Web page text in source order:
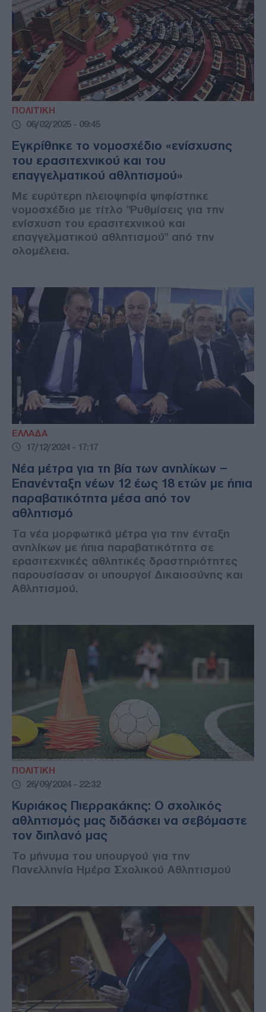
ΠΟΛΙΤΙΚΗ
06/02/2025 - 09:45
Εγκρίθηκε το νομοσχέδιο «ενίσχυσης
του ερασιτεχνικού και του
επαγγελματικού αθλητισμού»
Mε ευρύτερη πλειοψηφία ψηφίστηκε
νομοσχέδιο με τίτλο "Ρυθμίσεις για την
ενίσχυση του ερασιτεχνικού και
επαγγελματικού αθλητισμού" από την
ολομέλεια.
ΕΛΛΑΔΑ
17/12/2024 - 17:17
Νέα μέτρα για τη βία των ανηλίκων –
Επανένταξη νέων 12 έως 18 ετών με ήπια
παραβατικότητα μέσα από τον
αθλητισμό
Τα νέα μορφωτικά μέτρα για την ένταξη
ανηλίκων με ήπια παραβατικότητα σε
ερασιτεχνικές αθλητικές δραστηριότητες
παρουσίασαν οι υπουργοί Δικαιοσύνης και
Αθλητισμού.
ΠΟΛΙΤΙΚΗ
26/09/2024 - 22:32
Κυριάκος Πιερρακάκης: Ο σχολικός
αθλητισμός μας διδάσκει να σεβόμαστε
τον διπλανό μας
Το μήνυμα του υπουργού για την
Πανελληνία Ημέρα Σχολικού Αθλητισμού